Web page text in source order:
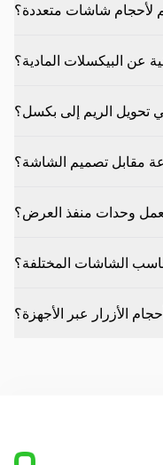
لأحجام شاشات متعددة؟
عن البيكسلات المادية؟
تحويل الريم إلى بكسل؟
مقابل تصميم الشاشة؟
وحدات منفذ العرض؟
الشاشات المختلفة؟
الأزرار عبر الأجهزة؟